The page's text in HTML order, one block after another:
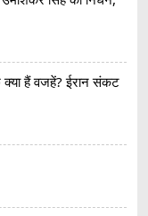
क्या हैं वजहें? ईरान संकट